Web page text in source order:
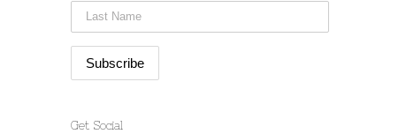
Get Social